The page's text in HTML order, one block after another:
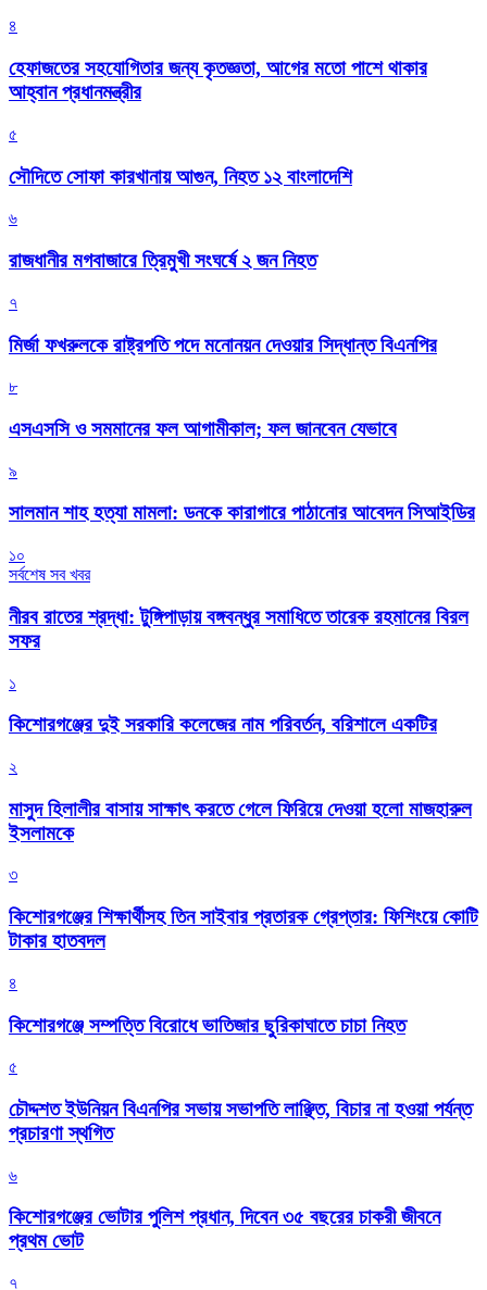
৪
হেফাজতের সহযোগিতার জন্য কৃতজ্ঞতা, আগের মতো পাশে থাকার
আহ্বান প্রধানমন্ত্রীর
৫
সৌদিতে সোফা কারখানায় আগুন, নিহত ১২ বাংলাদেশি
৬
রাজধানীর মগবাজারে ত্রিমুখী সংঘর্ষে ২ জন নিহত
৭
মির্জা ফখরুলকে রাষ্ট্রপতি পদে মনোনয়ন দেওয়ার সিদ্ধান্ত বিএনপির
৮
এসএসসি ও সমমানের ফল আগামীকাল; ফল জানবেন যেভাবে
৯
সালমান শাহ হত্যা মামলা: ডনকে কারাগারে পাঠানোর আবেদন সিআইডির
১০
সর্বশেষ সব খবর
নীরব রাতের শ্রদ্ধা: টুঙ্গিপাড়ায় বঙ্গবন্ধুর সমাধিতে তারেক রহমানের বিরল
সফর
১
কিশোরগঞ্জের দুই সরকারি কলেজের নাম পরিবর্তন, বরিশালে একটির
২
মাসুদ হিলালীর বাসায় সাক্ষাৎ করতে গেলে ফিরিয়ে দেওয়া হলো মাজহারুল
ইসলামকে
৩
কিশোরগঞ্জের শিক্ষার্থীসহ তিন সাইবার প্রতারক গ্রেপ্তার: ফিশিংয়ে কোটি
টাকার হাতবদল
৪
কিশোরগঞ্জে সম্পত্তি বিরোধে ভাতিজার ছুরিকাঘাতে চাচা নিহত
৫
চৌদ্দশত ইউনিয়ন বিএনপির সভায় সভাপতি লাঞ্ছিত, বিচার না হওয়া পর্যন্ত
প্রচারণা স্থগিত
৬
কিশোরগঞ্জের ভোটার পুলিশ প্রধান, দিবেন ৩৫ বছরের চাকরী জীবনে
প্রথম ভোট
৭